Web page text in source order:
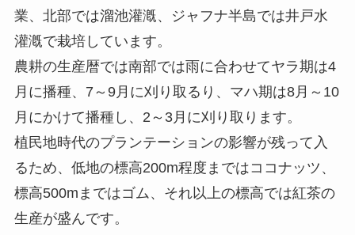
業、北部では溜池灌漑、ジャフナ半島では井戸水
灌漑で栽培しています。
農耕の生産暦では南部では雨に合わせてヤラ期は4
月に播種、7～9月に刈り取るり、 マハ期は8月～10
月にかけて播種し、2～3月に刈り取ります。
植民地時代のプランテーションの影響が残って入
るため、低地の標高200m程度まではココナッツ、
標高500mまではゴム、それ以上の標高では紅茶の
生産が盛んです。